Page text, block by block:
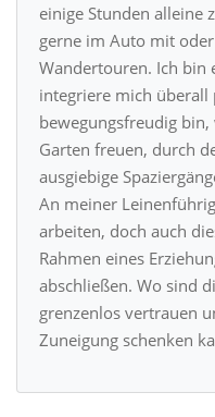
einige Stunden alleine
gerne im Auto mit
Wandertouren. Ich bin
integriere mich überall
bewegungsfreudig
Garten freuen, durch
ausgiebige
An meiner
arbeiten, doch auch
Rahmen eines
abschließen. Wo sind
grenzenlos vertrauen
Zuneigung schenken